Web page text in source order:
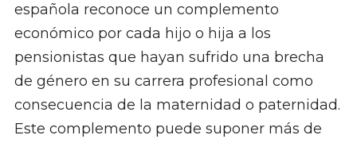
española reconoce un complemento
económico por cada hijo o hija a los
pensionistas que hayan sufrido una brecha
de género en su carrera profesional como
consecuencia de la maternidad o paternidad.
Este complemento puede suponer más de